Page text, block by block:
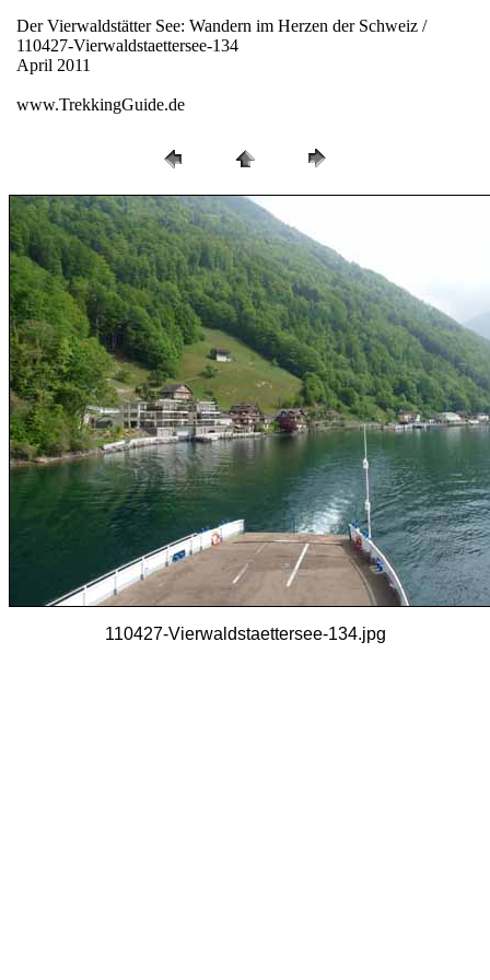
Der Vierwaldstätter See: Wandern im Herzen der Schweiz /
110427-Vierwaldstaettersee-134
April 2011
www.TrekkingGuide.de
110427-Vierwaldstaettersee-134.jpg